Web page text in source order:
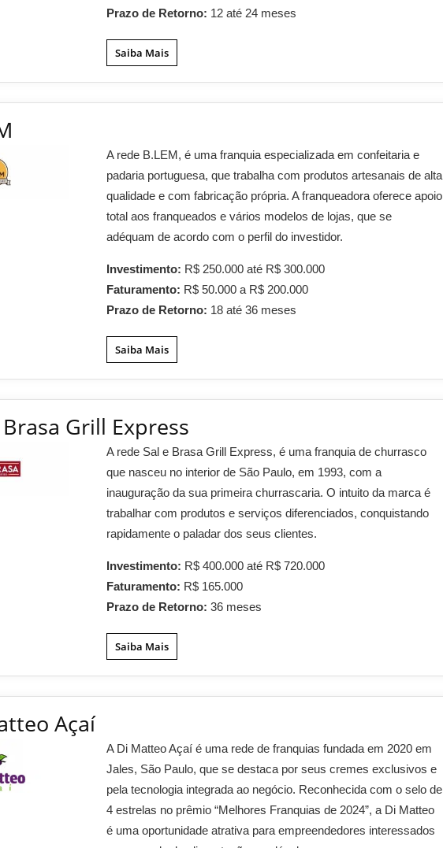
Prazo de Retorno: 12 até 24 meses
Saiba Mais
A rede B.LEM, é uma franquia especializada em confeitaria e
padaria portuguesa, que trabalha com produtos artesanais de alta
qualidade e com fabricação própria. A franqueadora oferece apoio
total aos franqueados e vários modelos de lojas, que se
adéquam de acordo com o perfil do investidor.
Investimento: R$ 250.000 até R$ 300.000
Faturamento: R$ 50.000 a R$ 200.000
Prazo de Retorno: 18 até 36 meses
Saiba Mais
Grill Express
A rede Sal e Brasa Grill Express, é uma franquia de churrasco
que nasceu no interior de São Paulo, em 1993, com a
inauguração da sua primeira churrascaria. O intuito da marca é
trabalhar com produtos e serviços diferenciados, conquistando
rapidamente o paladar dos seus clientes.
Investimento: R$ 400.000 até R$ 720.000
Faturamento: R$ 165.000
Prazo de Retorno:36 meses
Saiba Mais
Açaí
A Di Matteo Açaí é uma rede de franquias fundada em 2020 em
Jales, São Paulo, que se destaca por seus cremes exclusivos e
pela tecnologia integrada ao negócio. Reconhecida com o selo de
4 estrelas no prêmio “Melhores Franquias de 2024”, a Di Matteo
é uma oportunidade atrativa para empreendedores interessados